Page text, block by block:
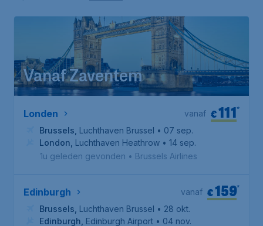
Vanaf Zaventem
Londen €111*
vanaf
Brussels Luchthaven Brussel • 07 sep.
London Luchthaven Heathrow • 14 sep.
1u geleden gevonden • Brussels Airlines
Edinburgh €159*
vanaf
Brussels Luchthaven Brussel • 28 okt.
Edinburgh Edinburgh Airport • 04 nov.